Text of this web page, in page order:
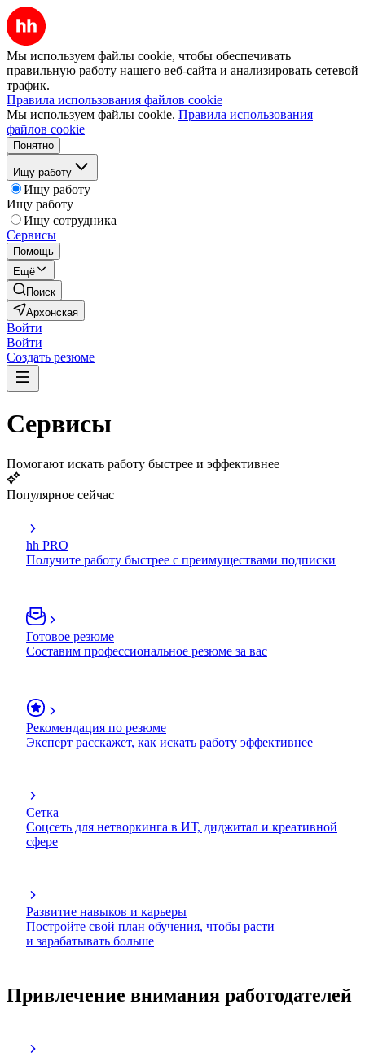
Мы используем файлы cookie, чтобы обеспечивать
правильную работу нашего веб-сайта и анализировать сетевой
трафик.
Правила использования файлов cookie
Мы используем файлы cookie. Правила использования
файлов cookie
Понятно
Ищу работу
Ищу работу
Ищу работу
Ищу сотрудника
Сервисы
Помощь
Ещё
Поиск
Архонская
Войти
Войти
Создать резюме
Сервисы
Помогают искать работу быстрее и эффективнее
Популярное сейчас
hh PRO
Получите работу быстрее с преимуществами подписки
Готовое резюме
Составим профессиональное резюме за вас
Рекомендация по резюме
Эксперт расскажет, как искать работу эффективнее
Сетка
Соцсеть для нетворкинга в ИТ, диджитал и креативной
сфере
Развитие навыков и карьеры
Постройте свой план обучения, чтобы расти
и зарабатывать больше
Привлечение внимания работодателей